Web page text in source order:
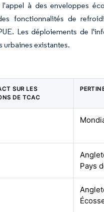
à des enveloppes
fonctionnalités de
Les déploiements de
urbaines existantes.
SUR LES
DE TCAC
Pays